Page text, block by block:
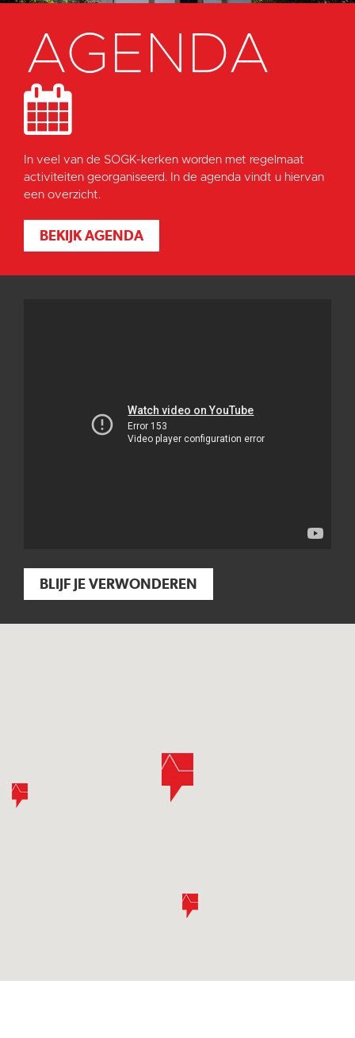
AGENDA
In veel van de SOGK-kerken worden met regelmaat
activiteiten georganiseerd. In de agenda vindt u hiervan
een overzicht.
BEKIJK AGENDA
BLIJF JE VERWONDEREN